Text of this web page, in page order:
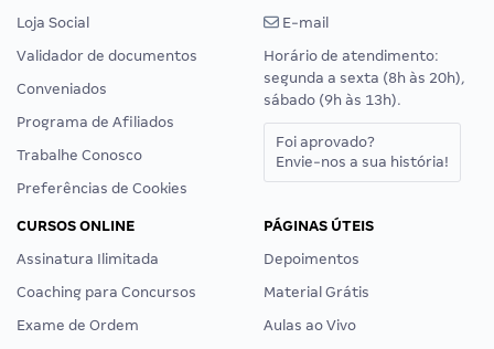
Loja Social
Validador de documentos
Conveniados
Programa de Afiliados
Trabalhe Conosco
Preferências de Cookies
E-mail
Horário de atendimento:
segunda a sexta (8h às 20h),
sábado (9h às 13h).
Foi aprovado?
Envie-nos a sua história!
CURSOS ONLINE
Assinatura Ilimitada
Coaching para Concursos
Exame de Ordem
PÁGINAS ÚTEIS
Depoimentos
Material Grátis
Aulas ao Vivo